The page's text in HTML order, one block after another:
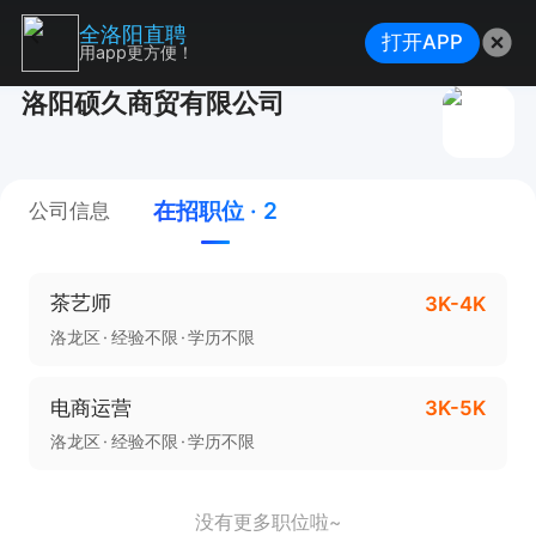
洛阳硕久商贸有限公司
公司信息 在招职位 · 2
茶艺师 3K-4K
洛龙区 经验不限 学历不限
电商运营 3K-5K
洛龙区 经验不限 学历不限
没有更多职位啦~
全洛阳直聘
用app更方便！ 打开APP